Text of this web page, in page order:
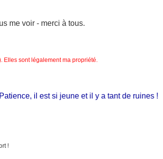
me voir - merci à tous.
Elles sont légalement ma propriété.
il est si jeune et il y a tant de ruines !